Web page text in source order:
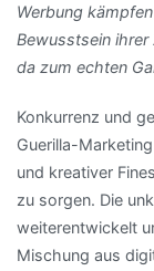
Werbung
Bewusstsein ihrer
da zum echten
Konkurrenz und
Guerilla-
und kreativer
zu sorgen. Die
weiterentwickelt
Mischung aus